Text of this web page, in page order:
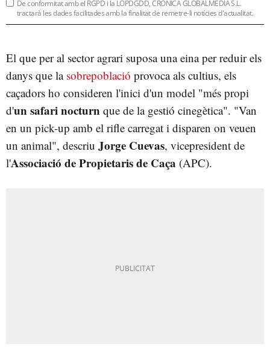
De conformitat amb el RGPD i la LOPDGDD, CRÒNICA GLOBALMEDIA S.L.
tractarà les dades facilitades amb la finalitat de remetre-li notícies d'actualitat.
El que per al sector agrari suposa una eina per reduir els
danys que la sobrepoblació provoca als cultius, els
caçadors ho consideren l'inici d'un model "més propi
d'un safari nocturn que de la gestió cinegètica". "Van
en un pick-up amb el rifle carregat i disparen on veuen
un animal", descriu Jorge Cuevas, vicepresident de
l'Associació de Propietaris de Caça (APC).